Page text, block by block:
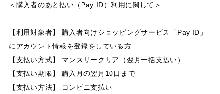
＜購入者のあと払い（Pay ID）利用に関して＞
【利用対象者】 購入者向けショッピングサービス「Pay ID」
にアカウント情報を登録をしている方
【支払い方式】 マンスリークリア（翌月一括支払い）
【支払い期限】 購入月の翌月10日まで
【支払い方法】 コンビニ支払い